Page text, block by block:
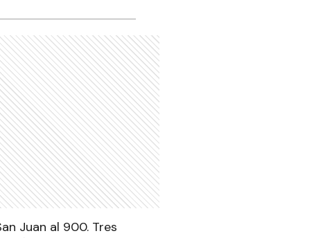
Juan al 900. Tres